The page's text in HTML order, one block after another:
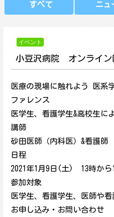
すべて ニュ
イベント
小豆沢病院 オンライン
医療の現場に触れよう 医系
ファレンス
医学生、看護学生&高校生に
講師
砂田医師（内科医）&看護師
日程
2021年1月9日(土) 13時から
参加対象
医学生、看護学生、医師や
お申し込み・お問い合わせ